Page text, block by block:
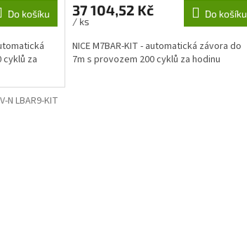
Do košíku
cyklů za
37 104,52 Kč
/ ks
Do košíku
NICE M7BAR-KIT - automatická závora do
7m s provozem 200 cyklů za hodinu
N LBAR9-KIT